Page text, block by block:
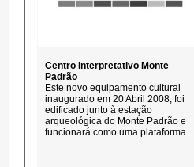
Centro Interpretativo Monte
Padrão
Este novo equipamento cultural
inaugurado em 20 Abril 2008, foi
edificado junto à estação
arqueológica do Monte Padrão e
funcionará como uma plataforma...